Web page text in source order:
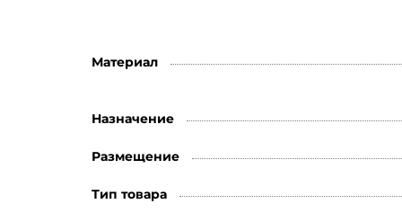
Материал
Назначение
Размещение
Тип товара